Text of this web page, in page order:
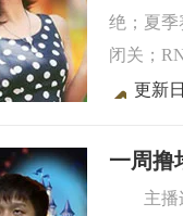
绝；夏季
闭关；
更新
一周撸
主